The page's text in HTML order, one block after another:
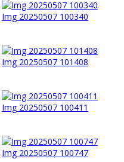
Img 20250507 100340
Img 20250507 101408
Img 20250507 100411
Img 20250507 100747